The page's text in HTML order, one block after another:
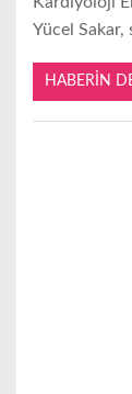
Yücel Sakar,
HABERIN